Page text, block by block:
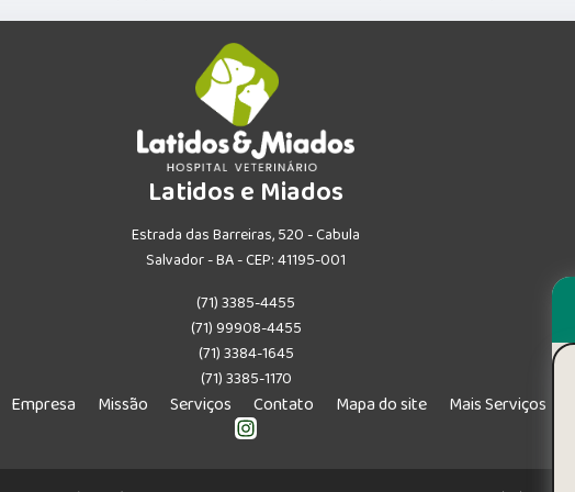
Latidos e Miados
Estrada das Barreiras, 520 - Cabula
Salvador - BA - CEP: 41195-001
(71) 3385-4455
(71) 99908-4455
(71) 3384-1645
(71) 3385-1170
Empresa Missão Serviços Contato Mapa do site Mais Serviços